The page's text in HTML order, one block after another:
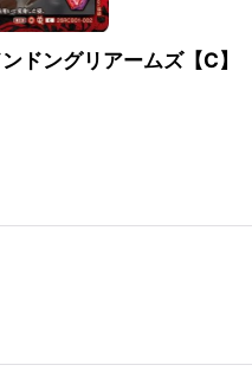
ドングリアームズ【C】